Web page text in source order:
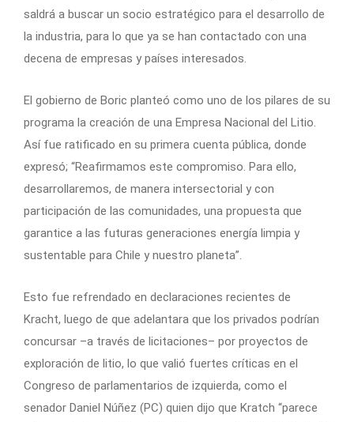
saldrá a buscar un socio estratégico para el desarrollo de
la industria, para lo que ya se han contactado con una
decena de empresas y países interesados.
El gobierno de Boric planteó como uno de los pilares de su
programa la creación de una Empresa Nacional del Litio.
Así fue ratificado en su primera cuenta pública, donde
expresó; “Reafirmamos este compromiso. Para ello,
desarrollaremos, de manera intersectorial y con
participación de las comunidades, una propuesta que
garantice a las futuras generaciones energía limpia y
sustentable para Chile y nuestro planeta”.
Esto fue refrendado en declaraciones recientes de
Kracht, luego de que adelantara que los privados podrían
concursar –a través de licitaciones– por proyectos de
exploración de litio, lo que valió fuertes críticas en el
Congreso de parlamentarios de izquierda, como el
senador Daniel Núñez (PC) quien dijo que Kratch “parece